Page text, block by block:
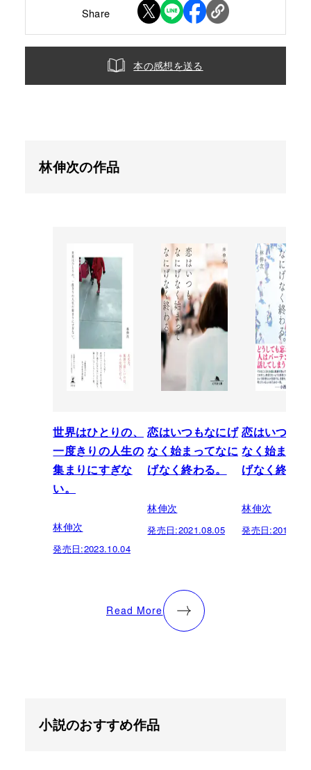
Share
本の感想を送る
林伸次の作品
世界はひとりの、
一度きりの人生の
集まりにすぎな
い。
林伸次
発売日:2023.10.04
恋はいつもなにげ
なく始まってなに
げなく終わる。
林伸次
発売日:2021.08.05
恋はいつも
なく始まっ
げなく終わ
林伸次
発売日:
Read More
小説のおすすめ作品